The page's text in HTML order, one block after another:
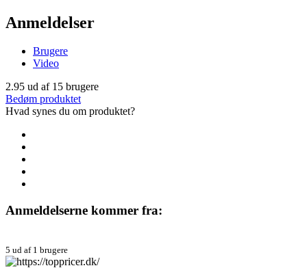
Anmeldelser
Brugere
Video
2.95 ud af 15 brugere
Bedøm produktet
Hvad synes du om produktet?
Anmeldelserne kommer fra:
5 ud af 1 brugere